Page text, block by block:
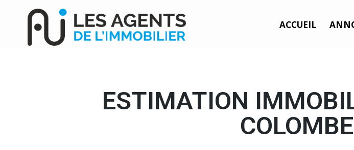
ACCUEIL
ESTIMATION